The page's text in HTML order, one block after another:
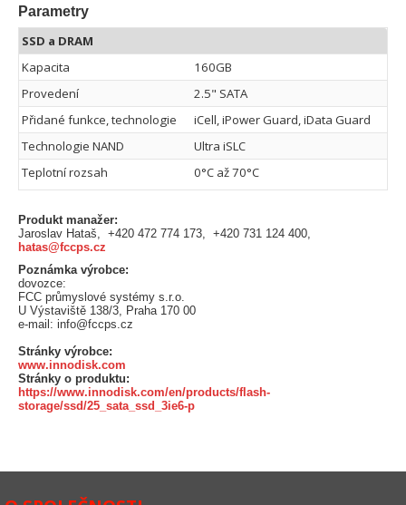
Parametry
SSD a DRAM
Kapacita
160GB
Provedení
2.5" SATA
Přidané funkce, technologie
iCell, iPower Guard, iData Guard
Technologie NAND
Ultra iSLC
Teplotní rozsah
0°C až 70°C
Produkt manažer:
Jaroslav Hataš, +420 472 774 173, +420 731 124 400,
hatas@fccps.cz
Poznámka výrobce:
dovozce:
FCC průmyslové systémy s.r.o.
U Výstaviště 138/3, Praha 170 00
e-mail: info@fccps.cz
Stránky výrobce:
www.innodisk.com
Stránky o produktu:
https://www.innodisk.com/en/products/flash-
storage/ssd/25_sata_ssd_3ie6-p